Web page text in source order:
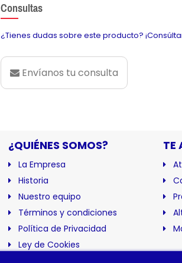
Consultas
¿Tienes dudas sobre este producto?
Envíanos tu consulta
¿QUIÉNES SOMOS?
La Empresa
Historia
Nuestro equipo
Términos y condiciones
Política de Privacidad
Ley de Cookies
TE